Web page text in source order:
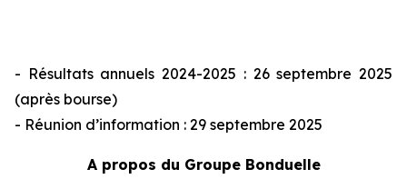
- Résultats annuels 2024-2025 : 26 septembre 2025
(après bourse)
- Réunion d’information : 29 septembre 2025
A propos du Groupe Bonduelle